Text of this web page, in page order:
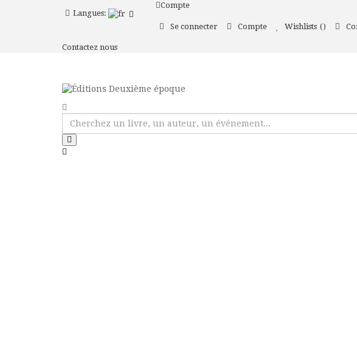
Langues:
Compte
Se connecter Compte Wishlists
Contactez nous